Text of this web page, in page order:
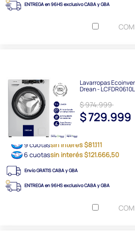
ENTREGA en 96HS exclusivo CABA y GBA
Lavarropas
Drean -
$ 974.999
$ 729.999
9 cuotassin interés $81.111
6 cuotassin interés $121.666,50
Envío GRATIS CABA y GBA
ENTREGA en 96HS exclusivo CABA y GBA